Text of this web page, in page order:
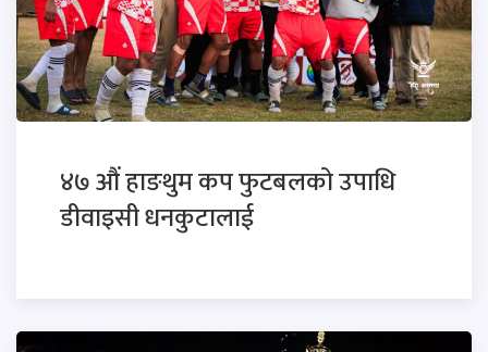
४७ औं हाङथुम कप फुटबलको उपाधि
डीवाइसी धनकुटालाई